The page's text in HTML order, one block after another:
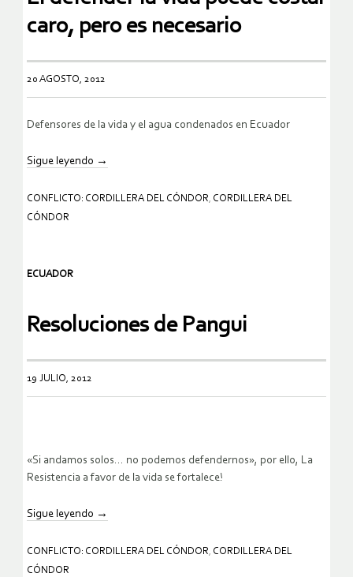
caro, pero es necesario
20 AGOSTO, 2012
Defensores de la vida y el agua condenados en Ecuador
Sigue leyendo →
CONFLICTO: CORDILLERA DEL CÓNDOR, CORDILLERA DEL
CÓNDOR
ECUADOR
19 JULIO, 2012
«Si andamos solos… no podemos defendernos», por ello, La
Resistencia a favor de la vida se fortalece!
Sigue leyendo →
CONFLICTO: CORDILLERA DEL CÓNDOR, CORDILLERA DEL
CÓNDOR